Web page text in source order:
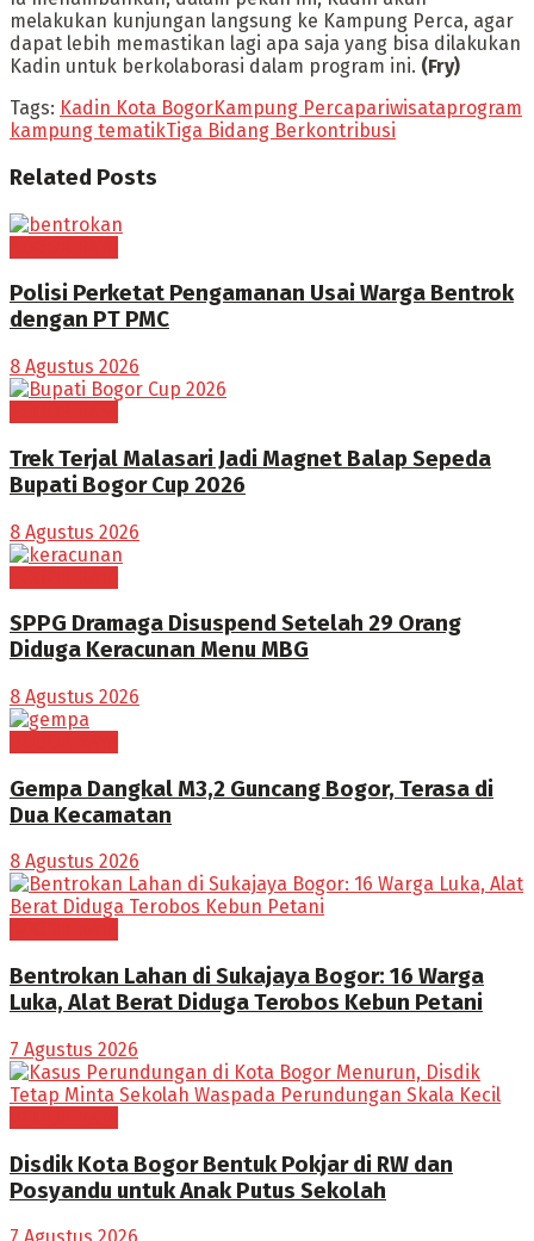
melakukan kunjungan langsung ke Kampung Perca, agar
dapat lebih memastikan lagi apa saja yang bisa dilakukan
Kadin untuk berkolaborasi dalam program ini. (Fry)
Tags: Kadin Kota BogorKampung Percapariwisataprogram
kampung tematikTiga Bidang Berkontribusi
Related Posts
Polisi Perketat Pengamanan Usai Warga Bentrok
dengan PT PMC
8 Agustus 2026
Trek Terjal Malasari Jadi Magnet Balap Sepeda
Bupati Bogor Cup 2026
8 Agustus 2026
SPPG Dramaga Disuspend Setelah 29 Orang
Diduga Keracunan Menu MBG
8 Agustus 2026
Gempa Dangkal M3,2 Guncang Bogor, Terasa di
Dua Kecamatan
8 Agustus 2026
Bentrokan Lahan di Sukajaya Bogor: 16 Warga
Luka, Alat Berat Diduga Terobos Kebun Petani
7 Agustus 2026
Disdik Kota Bogor Bentuk Pokjar di RW dan
Posyandu untuk Anak Putus Sekolah